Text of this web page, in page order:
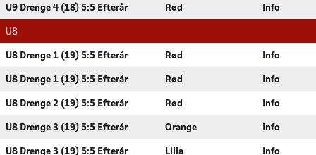
U9 Drenge 4 (18) 5:5 Efterår Rød Info
U8
U8 Drenge 1 (19) 5:5 Efterår Rød Info
U8 Drenge 1 (19) 5:5 Efterår Rød Info
U8 Drenge 2 (19) 5:5 Efterår Rød Info
U8 Drenge 3 (19) 5:5 Efterår Orange Info
U8 Drenge 3 (19) 5:5 Efterår Lilla Info